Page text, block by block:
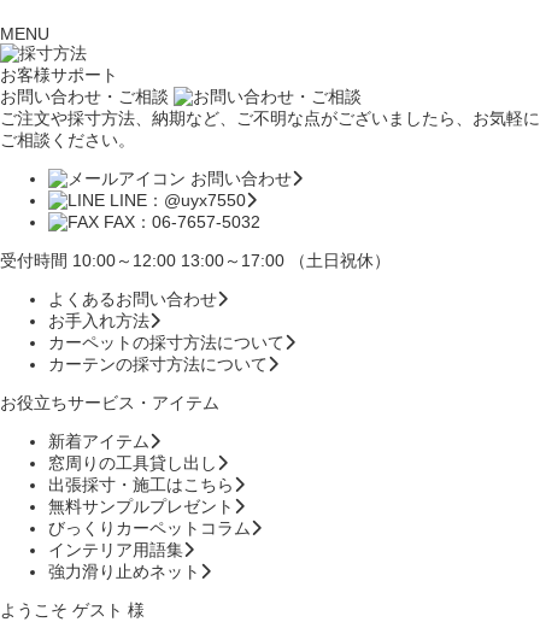
MENU
お客様サポート
お問い合わせ・ご相談
ご注文や採寸方法、納期など、ご不明な点がございましたら、お気軽に
ご相談ください。
お問い合わせ
LINE：@uyx7550
FAX：06-7657-5032
受付時間 10:00～12:00 13:00～17:00 （土日祝休）
よくあるお問い合わせ
お手入れ方法
カーペットの採寸方法について
カーテンの採寸方法について
お役立ちサービス・アイテム
新着アイテム
窓周りの工具貸し出し
出張採寸・施工はこちら
無料サンプルプレゼント
びっくりカーペットコラム
インテリア用語集
強力滑り止めネット
ようこそ ゲスト 様